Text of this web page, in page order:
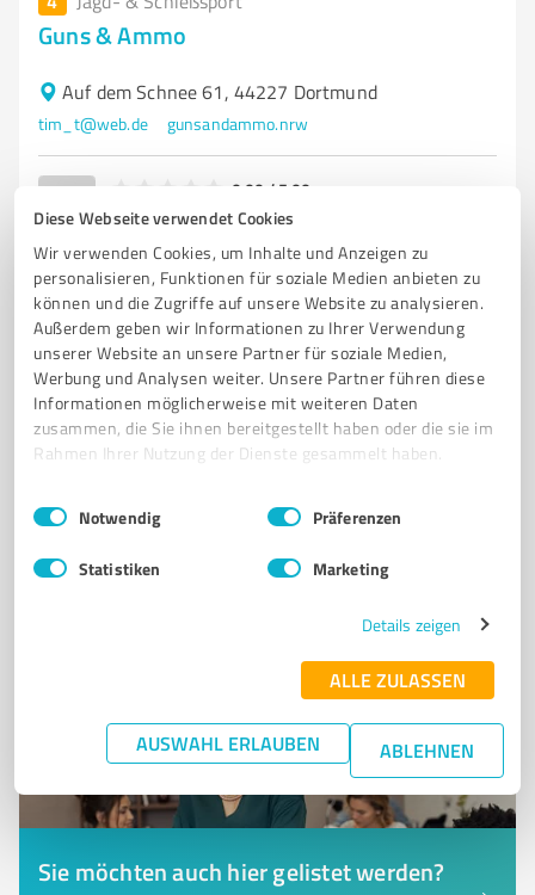
Diese Webseite verwendet Cookies
Wir verwenden Cookies, um Inhalte und Anzeigen zu
personalisieren, Funktionen für soziale Medien anbieten zu
können und die Zugriffe auf unsere Website zu analysieren.
Außerdem geben wir Informationen zu Ihrer Verwendung
unserer Website an unsere Partner für soziale Medien,
Werbung und Analysen weiter. Unsere Partner führen diese
Informationen möglicherweise mit weiteren Daten
zusammen, die Sie ihnen bereitgestellt haben oder die sie im
Rahmen Ihrer Nutzung der Dienste gesammelt haben.
Impressum Datenschutzbestimmungen
Einwilligungsauswahl
Notwendig Präferenzen
Statistiken Marketing
Details zeigen
ALLE ZULASSEN
AUSWAHL ERLAUBEN ABLEHNEN
Guns & Ammo
Auf dem Schnee 61, 44227 Dortmund
tim_t@web.de gunsandammo.nrw
0,00 / 5,00
Nicht bewertet0
5 Jagd- & Schießsport
Waffen Becker
Märkischer Ring 104, 58097 Hagen
Tel. 02331/31223
info@waffen-becker.de
Nicht bewertet
Sie möchten auch hier gelistet werden?